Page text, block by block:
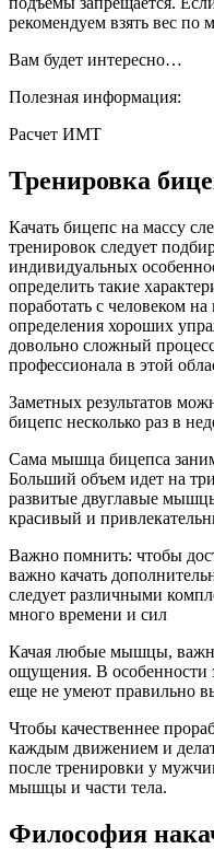
рекомендуем взять вес по
Вам будет интересно…
Полезная информация:
Расчет ИМТ
Тренировка
Качать бицепс на массу
тренировок следует
индивидуальных
определить такие
поработать с человеком
определения хороших
довольно сложный
профессионала в этой
Заметных результатов
бицепс несколько раз в
Сама мышца бицепса
Больший объем идет на
развитые двуглавые
красивый и
Важно помнить: чтобы
важно качать
следует различными
много времени и сил
Качая любые мышцы,
ощущения. В особенности
еще не умеют правильно
Чтобы качественнее
каждым движением и
после тренировки у
мышцы и части тела.
Философия